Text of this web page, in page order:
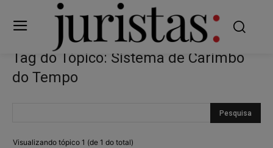
Tag do Tópico: Sistema de Carimbo
do Tempo
Visualizando tópico 1 (de 1 do total)